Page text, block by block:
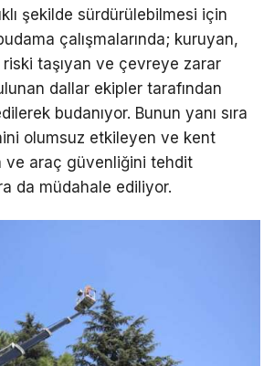
şekilde sürdürülebilmesi için
çalışmalarında; kuruyan,
riski taşıyan ve çevreye zarar
dallar ekipler tarafından
budanıyor. Bunun yanı sıra
olumsuz etkileyen ve kent
ve araç güvenliğini tehdit
da müdahale ediliyor.